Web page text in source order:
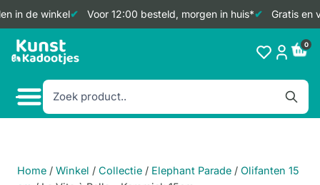
in de winkel Voor 12:00 besteld, morgen in huis* Gratis en
Doorgaan
naar
0
Home / Winkel / Collectie / Elephant Parade / Olifanten 15